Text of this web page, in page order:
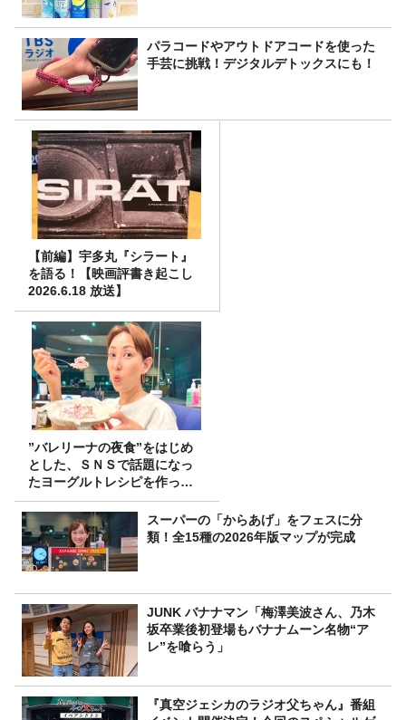
パラコードやアウトドアコードを使った
手芸に挑戦！デジタルデトックスにも！
【前編】宇多丸『シラート』
を語る！【映画評書き起こし
2026.6.18 放送】
”バレリーナの夜食”をはじめ
とした、ＳＮＳで話題になっ
たヨーグルトレシピを作って
みた！
スーパーの「からあげ」をフェスに分
類！全15種の2026年版マップが完成
JUNK バナナマン「梅澤美波さん、乃木
坂卒業後初登場もバナナムーン名物“ア
レ”を喰らう」
『真空ジェシカのラジオ父ちゃん』番組